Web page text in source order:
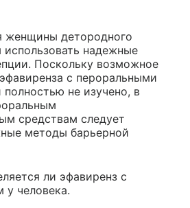
женщины детородного
надежные
Поскольку возможное
с пероральными
полностью не изучено, в
средствам следует
методы барьерной
ли эфавиренз с
у человека.